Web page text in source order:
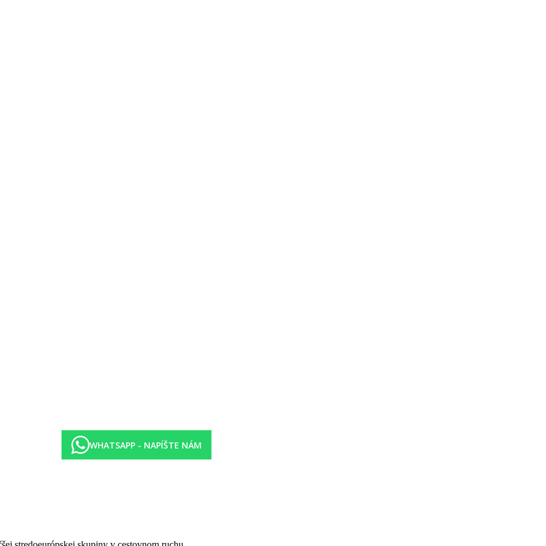
telefón, trezor, minichladnička, balkón alebo terasa.
vybavenie)
zadarmo.
vnútorný bazén.
klientov. Bazbariérový pohyb v areáli hotela.
WHATSAPP - NAPÍŠTE NÁM